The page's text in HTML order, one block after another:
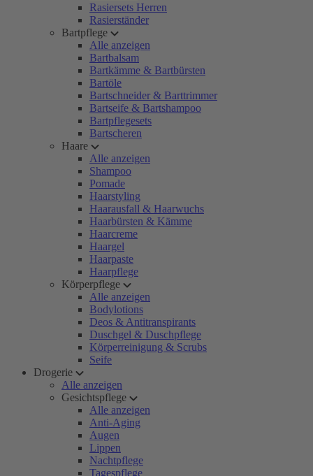
Rasiersets Herren
Rasierständer
Bartpflege
Alle anzeigen
Bartbalsam
Bartkämme & Bartbürsten
Bartöle
Bartschneider & Barttrimmer
Bartseife & Bartshampoo
Bartpflegesets
Bartscheren
Haare
Alle anzeigen
Shampoo
Pomade
Haarstyling
Haarausfall & Haarwuchs
Haarbürsten & Kämme
Haarcreme
Haargel
Haarpaste
Haarpflege
Körperpflege
Alle anzeigen
Bodylotions
Deos & Antitranspirants
Duschgel & Duschpflege
Körperreinigung & Scrubs
Seife
Drogerie
Alle anzeigen
Gesichtspflege
Alle anzeigen
Anti-Aging
Augen
Lippen
Nachtpflege
Tagespflege